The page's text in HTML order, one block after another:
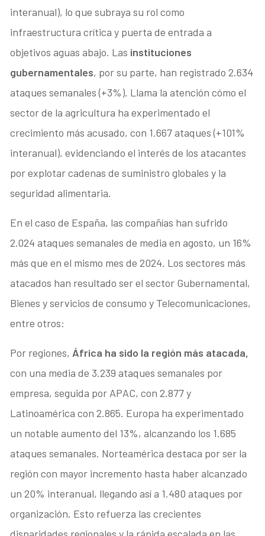
interanual), lo que subraya su rol como
infraestructura crítica y puerta de entrada a
objetivos aguas abajo. Las instituciones
gubernamentales, por su parte, han registrado 2.634
ataques semanales (+3%). Llama la atención cómo el
sector de la agricultura ha experimentado el
crecimiento más acusado, con 1.667 ataques (+101%
interanual), evidenciando el interés de los atacantes
por explotar cadenas de suministro globales y la
seguridad alimentaria.
En el caso de España, las compañías han sufrido
2.024 ataques semanales de media en agosto, un 16%
más que en el mismo mes de 2024. Los sectores más
atacados han resultado ser el sector Gubernamental,
Bienes y servicios de consumo y Telecomunicaciones,
entre otros:
Por regiones, África ha sido la región más atacada,
con una media de 3.239 ataques semanales por
empresa, seguida por APAC, con 2.877 y
Latinoamérica con 2.865. Europa ha experimentado
un notable aumento del 13%, alcanzando los 1.685
ataques semanales. Norteamérica destaca por ser la
región con mayor incremento hasta haber alcanzado
un 20% interanual, llegando así a 1.480 ataques por
organización. Esto refuerza las crecientes